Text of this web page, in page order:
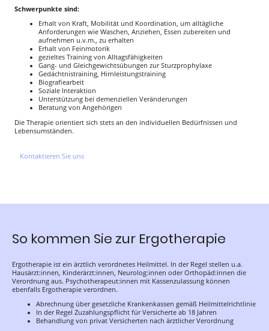
Schwerpunkte sind:
Erhalt von Kraft, Mobilität und Koordination, um alltägliche
Anforderungen wie Waschen, Anziehen, Essen zubereiten und
aufnehmen u.v.m., zu erhalten
Erhalt von Feinmotorik
gezieltes Training von Alltagsfähigkeiten
Gang- und Gleichgewichtsübungen zur Sturzprophylaxe
Gedächtnistraining, Hirnleistungstraining
Biografiearbeit
Soziale Interaktion
Unterstützung bei demenziellen Veränderungen
Beratung von Angehörigen
Die Therapie orientiert sich stets an den individuellen Bedürfnissen und
Lebensumständen.
Kontaktieren Sie uns
So kommen Sie zur Ergotherapie
Ergotherapie ist ein ärztlich verordnetes Heilmittel. In der Regel stellen u.a.
Hausärzt:innen, Kinderärzt:innen, Neurolog:innen oder Orthopäd:innen die
Verordnung aus. Psychotherapeut:innen mit Kassenzulassung können
ebenfalls Ergotherapie verordnen.
Abrechnung über gesetzliche Krankenkassen gemäß Heilmittelrichtlinie
In der Regel Zuzahlungspflicht für Versicherte ab 18 Jahren
Behandlung von privat Versicherten nach ärztlicher Verordnung